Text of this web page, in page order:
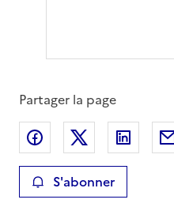
Partager la page
Partager surPartager sur
S'abonner